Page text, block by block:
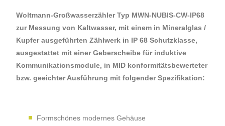
Woltmann-Großwasserzähler Typ MWN-NUBIS-CW-IP68
zur Messung von Kaltwasser, mit einem in Mineralglas /
Kupfer ausgeführten Zählwerk in IP 68 Schutzklasse,
ausgestattet mit einer Geberscheibe für induktive
Kommunikationsmodule, in MID konformitätsbewerteter
bzw. geeichter Ausführung mit folgender Spezifikation:
Formschönes modernes Gehäuse